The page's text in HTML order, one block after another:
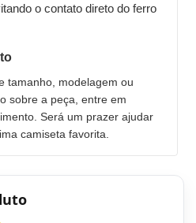
o contato direto do ferro
tamanho, modelagem ou
sobre a peça, entre em
Será um prazer ajudar
camiseta favorita.